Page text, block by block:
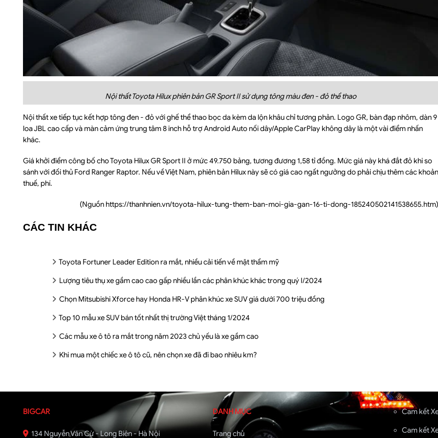
Nội thất Toyota Hilux phiên bản GR Sport II sử dụng tông màu đen - đỏ thể thao
Nội thất xe tiếp tục kết hợp tông đen - đỏ với ghế thể thao bọc da kèm da lộn khâu chỉ tương phản. Logo GR, bàn đạp nhôm, dàn 9
loa JBL cao cấp và màn cảm ứng trung tâm 8 inch hỗ trợ Android Auto nối dây/Apple CarPlay không dây là một vài điểm nhấn
khác.
Giá khởi điểm công bố cho Toyota Hilux GR Sport II ở mức 49.750 bảng, tương đương 1,58 tỉ đồng. Mức giá này khá đắt đỏ khi so
sánh với đối thủ Ford Ranger Raptor. Nếu về Việt Nam, phiên bản Hilux này sẽ có giá cao ngất ngưởng do phải chịu thêm các khoản
thuế, phí.
(Nguồn https://thanhnien.vn/toyota-hilux-tung-them-ban-moi-gia-gan-16-ti-dong-185240502141538655.htm)
CÁC TIN KHÁC
Toyota Fortuner Leader Edition ra mắt, nhiều cải tiến về mặt thẩm mỹ
Lượng tiêu thụ xe gầm cao cao gấp nhiều lần các phân khúc khác trong quý I/2024
Chọn Mitsubishi Xforce hay Honda HR-V phân khúc xe SUV giá dưới 700 triệu đồng
Top 10 mẫu xe SUV bán tốt nhất thị trường Việt tháng 1/2024
Các mẫu xe ô tô ra mắt trong năm 2023 chủ yếu là xe gầm cao
Khi mua một chiếc xe ô tô cũ, nên chọn xe đã đi bao nhiêu km?
BIGCAR
134 Nguyễn Văn Cừ - Long Biên - Hà Nội
DANH MỤC
Trang chủ
Cam kết
Cam kết